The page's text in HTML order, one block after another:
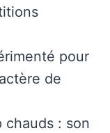
pour
de
: son